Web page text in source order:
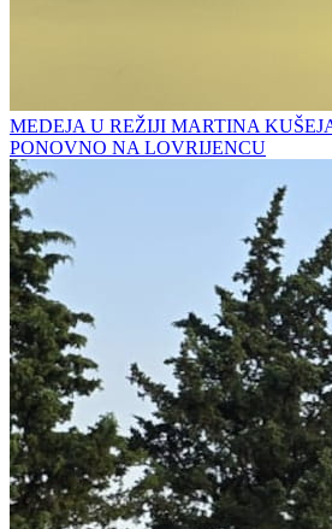
MEDEJA U REŽIJI MARTINA
PONOVNO NA LOVRIJENCU